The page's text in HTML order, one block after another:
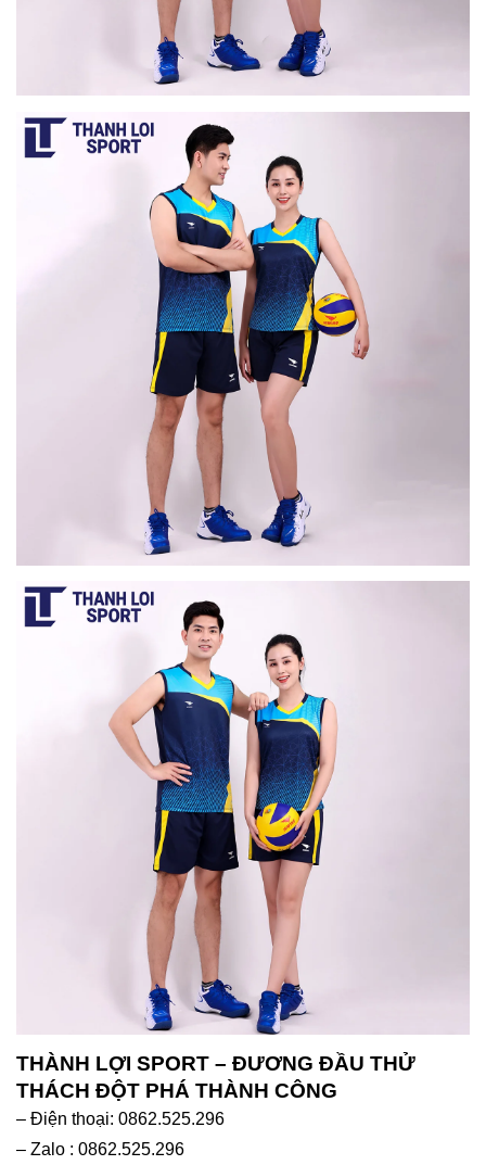
THÀNH LỢI SPORT – ĐƯƠNG ĐẦU THỬ
THÁCH ĐỘT PHÁ THÀNH CÔNG
– Điện thoại: 0862.525.296
– Zalo : 0862.525.296